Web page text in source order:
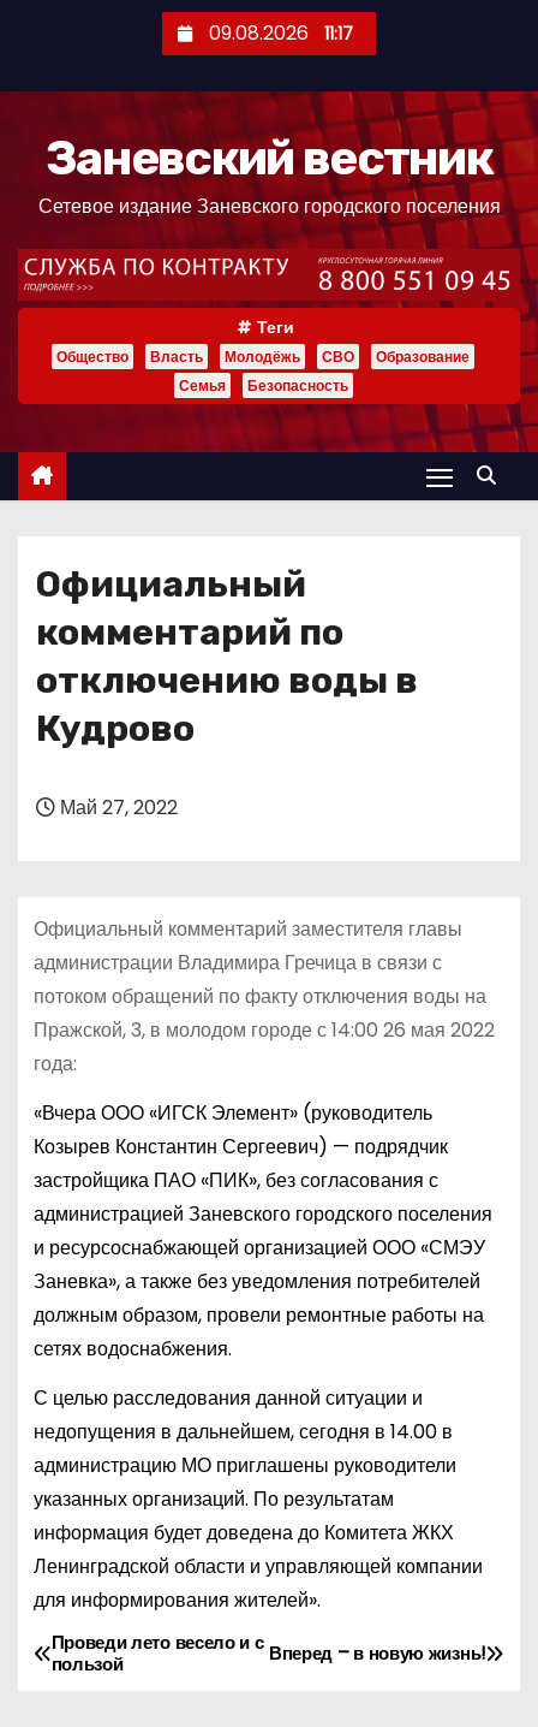
ж
09.08.2026 11:17
Заневский вестник
Сетевое издание Заневского городского поселения
Теги
Общество Власть Молодёжь СВО
Образование
Семья
Безопасность
Официальный
комментарий по
отключению воды в
Кудрово
Май 27, 2022
Официальный комментарий заместителя главы
администрации Владимира Гречица в связи с
потоком обращений по факту отключения воды на
Пражской, 3, в молодом городе с 14:00 26 мая 2022
года:
«Вчера ООО «ИГСК Элемент» (руководитель
Козырев Константин Сергеевич) — подрядчик
застройщика ПАО «ПИК», без согласования с
администрацией Заневского городского поселения
и ресурсоснабжающей организацией ООО «СМЭУ
Заневка», а также без уведомления потребителей
должным образом, провели ремонтные работы на
сетях водоснабжения.
С целью расследования данной ситуации и
недопущения в дальнейшем, сегодня в 14.00 в
администрацию МО приглашены руководители
указанных организаций. По результатам
информация будет доведена до Комитета ЖКХ
Ленинградской области и управляющей компании
для информирования жителей».
Н
Вперед – в новую жизнь!
Проведи лето весело и с
пользой